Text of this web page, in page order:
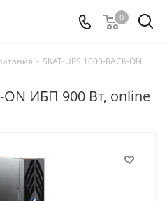
0
- SKAT-UPS 1000-RACK-ON
ON ИБП 900 Вт, online